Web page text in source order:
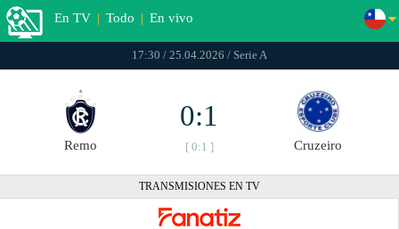
En TV | Todo | En vivo
17:30 / 25.04.2026 / Serie A
Remo
0:1
[ 0:1 ] Cruzeiro
TRANSMISIONES EN TV